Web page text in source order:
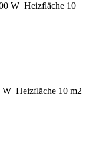
W Heizfläche 10
W Heizfläche 10 m2